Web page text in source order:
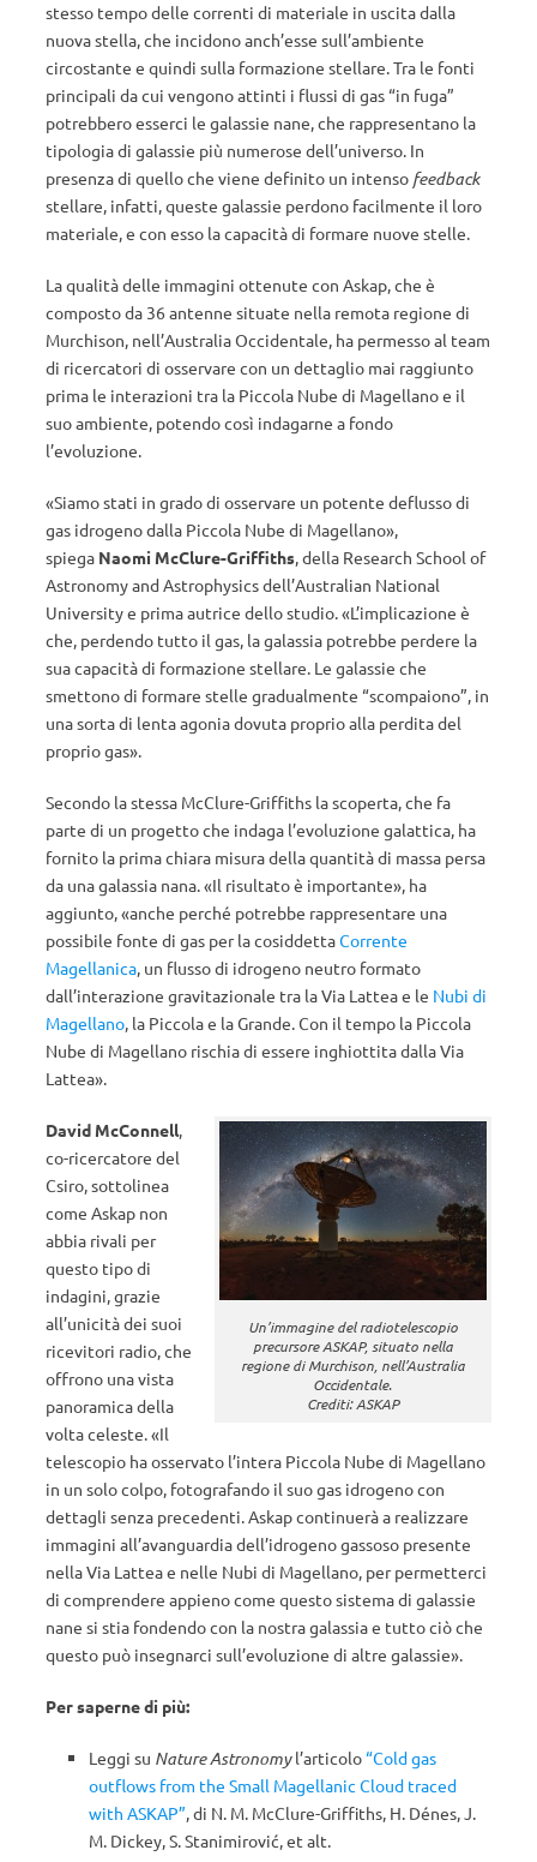
stesso tempo delle correnti di materiale in uscita dalla
nuova stella, che incidono anch’esse sull’ambiente
circostante e quindi sulla formazione stellare. Tra le fonti
principali da cui vengono attinti i flussi di gas “in fuga”
potrebbero esserci le galassie nane, che rappresentano la
tipologia di galassie più numerose dell’universo. In
presenza di quello che viene definito un intenso feedback
stellare, infatti, queste galassie perdono facilmente il loro
materiale, e con esso la capacità di formare nuove stelle.
La qualità delle immagini ottenute con Askap, che è
composto da 36 antenne situate nella remota regione di
Murchison, nell’Australia Occidentale, ha permesso al team
di ricercatori di osservare con un dettaglio mai raggiunto
prima le interazioni tra la Piccola Nube di Magellano e il
suo ambiente, potendo così indagarne a fondo
l’evoluzione.
«Siamo stati in grado di osservare un potente deflusso di
gas idrogeno dalla Piccola Nube di Magellano»,
spiega Naomi McClure-Griffiths, della Research School of
Astronomy and Astrophysics dell’Australian National
University e prima autrice dello studio. «L’implicazione è
che, perdendo tutto il gas, la galassia potrebbe perdere la
sua capacità di formazione stellare. Le galassie che
smettono di formare stelle gradualmente “scompaiono”, in
una sorta di lenta agonia dovuta proprio alla perdita del
proprio gas».
Secondo la stessa McClure-Griffiths la scoperta, che fa
parte di un progetto che indaga l’evoluzione galattica, ha
fornito la prima chiara misura della quantità di massa persa
da una galassia nana. «Il risultato è importante», ha
aggiunto, «anche perché potrebbe rappresentare una
possibile fonte di gas per la cosiddettaCorrente
Magellanica, un flusso di idrogeno neutro formato
dall’interazione gravitazionale tra la Via Lattea e le Nubi di
Magellano, la Piccola e la Grande. Con il tempo la Piccola
Nube di Magellano rischia di essere inghiottita dalla Via
Lattea».
Un’immagine del radiotelescopio
precursore ASKAP, situato nella
regione di Murchison, nell’Australia
Occidentale.
Crediti: ASKAP
David McConnell,
co-ricercatore del
Csiro, sottolinea
come Askap non
abbia rivali per
questo tipo di
indagini, grazie
all’unicità dei suoi
ricevitori radio, che
offrono una vista
panoramica della
volta celeste. «Il
telescopio ha osservato l’intera Piccola Nube di Magellano
in un solo colpo, fotografando il suo gas idrogeno con
dettagli senza precedenti. Askap continuerà a realizzare
immagini all’avanguardia dell’idrogeno gassoso presente
nella Via Lattea e nelle Nubi di Magellano, per permetterci
di comprendere appieno come questo sistema di galassie
nane si stia fondendo con la nostra galassia e tutto ciò che
questo può insegnarci sull’evoluzione di altre galassie».
Per saperne di più:
Leggi su Nature Astronomyl’articolo“Cold gas
outflows from the Small Magellanic Cloud traced
with ASKAP”, di N. M. McClure-Griffiths, H. Dénes, J.
M. Dickey, S. Stanimirović, et alt.